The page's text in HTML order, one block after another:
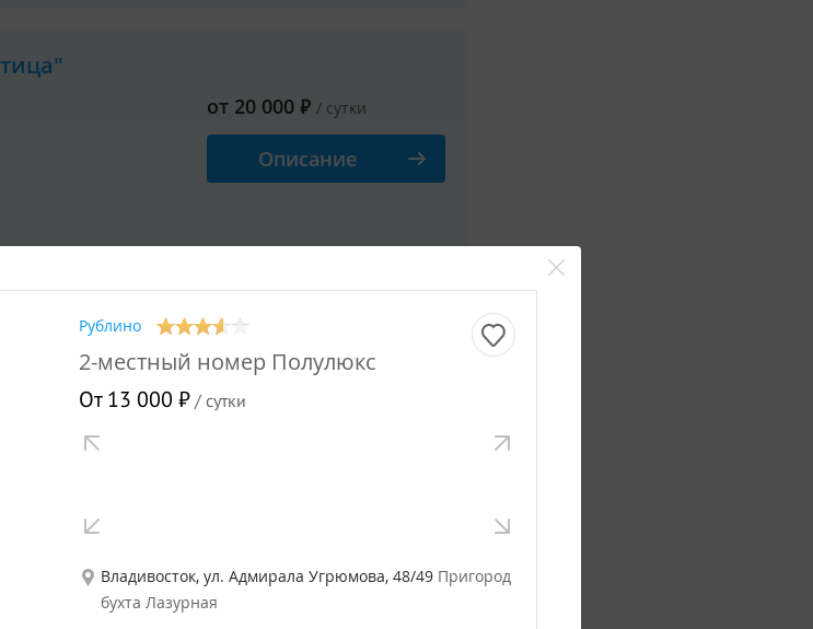
Смотреть все фото
от 20 000 ₽ / сутки
Описание
Смотреть все фото
душа"
от
Рублино
2-местный номер Полулюкс
От 13 000 ₽/ сутки
Владивосток, ул. Адмирала Угрюмова, 48/49 Пригород
бухта Лазурная